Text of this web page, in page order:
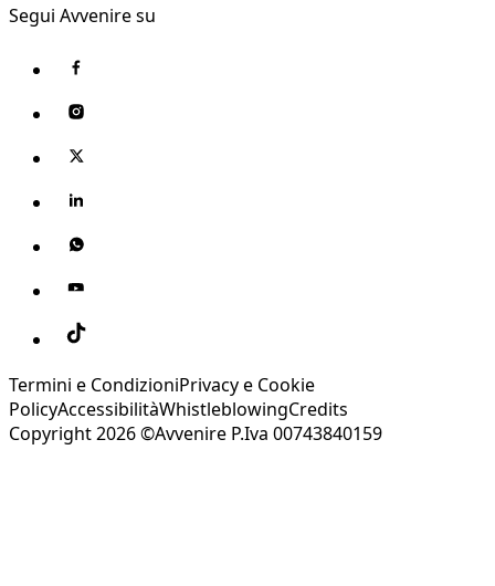
Segui Avvenire su
Termini e CondizioniPrivacy e Cookie
PolicyAccessibilitàWhistleblowingCredits
Copyright 2026 ©Avvenire P.Iva 00743840159